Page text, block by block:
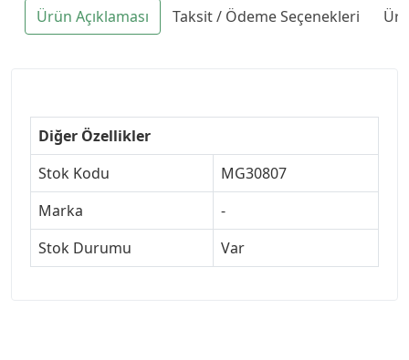
Ürün Açıklaması Taksit / Ödeme Seçenekleri
Diğer Özellikler
Stok Kodu
MG30807
Marka
-
Stok Durumu
Var